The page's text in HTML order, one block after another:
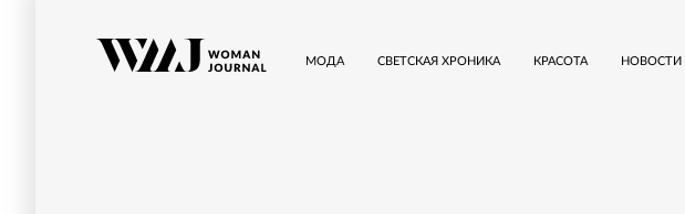
МОДА СВЕТСКАЯ ХРОНИКА КРАСОТА НОВОСТИ